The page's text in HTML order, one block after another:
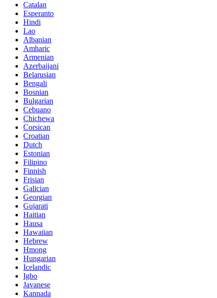
Catalan
Esperanto
Hindi
Lao
Albanian
Amharic
Armenian
Azerbaijani
Belarusian
Bengali
Bosnian
Bulgarian
Cebuano
Chichewa
Corsican
Croatian
Dutch
Estonian
Filipino
Finnish
Frisian
Galician
Georgian
Gujarati
Haitian
Hausa
Hawaiian
Hebrew
Hmong
Hungarian
Icelandic
Igbo
Javanese
Kannada